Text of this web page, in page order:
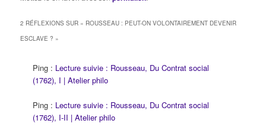
2 RÉFLEXIONS SUR « ROUSSEAU : PEUT-ON VOLONTAIREMENT DEVENIR
ESCLAVE ? »
Ping : Lecture suivie : Rousseau, Du Contrat social
(1762), I | Atelier philo
Ping : Lecture suivie : Rousseau, Du Contrat social
(1762), I-II | Atelier philo